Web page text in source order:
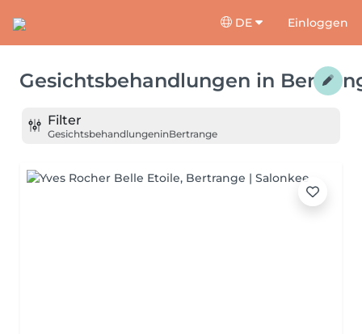
DE Einloggen
Gesichtsbehandlungen in
Filter
GesichtsbehandlungeninBertrange